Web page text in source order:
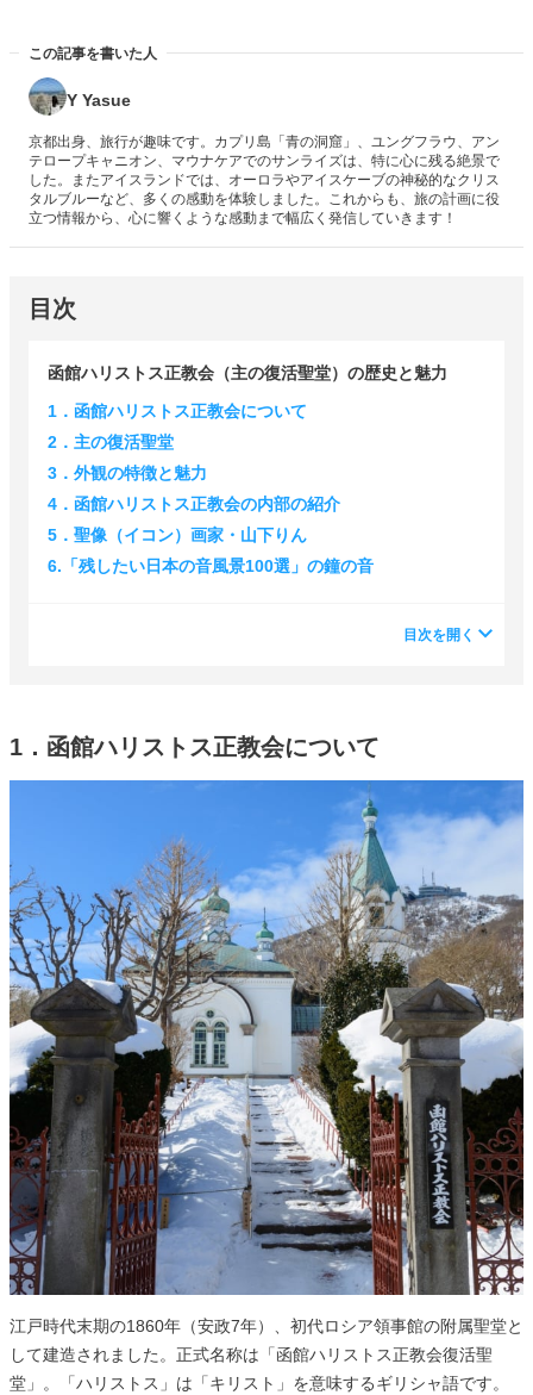
この記事を書いた人
Y Yasue
京都出身、旅行が趣味です。カプリ島「青の洞窟」、ユングフラウ、アン
テロープキャニオン、マウナケアでのサンライズは、特に心に残る絶景で
した。またアイスランドでは、オーロラやアイスケーブの神秘的なクリス
タルブルーなど、多くの感動を体験しました。これからも、旅の計画に役
立つ情報から、心に響くような感動まで幅広く発信していきます！
目次
函館ハリストス正教会（主の復活聖堂）の歴史と魅力
1．函館ハリストス正教会について
2．主の復活聖堂
3．外観の特徴と魅力
4．函館ハリストス正教会の内部の紹介
5．聖像（イコン）画家・山下りん
6.「残したい日本の音風景100選」の鐘の音
目次を開く
1．函館ハリストス正教会について
江戸時代末期の1860年（安政7年）、初代ロシア領事館の附属聖堂と
して建造されました。正式名称は「函館ハリストス正教会復活聖
堂」。「ハリストス」は「キリスト」を意味するギリシャ語です。